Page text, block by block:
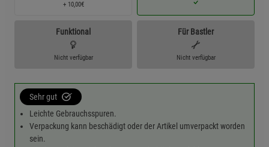
+ 10,00€
Funktional
Nicht verfügbar
Für Bastler
Nicht verfügbar
Sehr gut
Leichte Gebrauchsspuren.
Verpackung kann beschädigt oder der Artikel umverpackt worden
sein.